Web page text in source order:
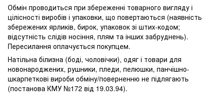
Обмін проводиться при збереженні товарного вигляду і
цілісності виробів і упаковки, що повертаються (наявність
збережених ярликів, бирок, упаковок зі штих-кодом;
відсутність слідів носіння, плям та інших забруднень).
Пересилання оплачується покупцем.
Натільна білизна (боді, чоловічки), одяг і товари для
новонароджених, рушники, пледи, пелюшки, панчішно-
шкарпеткові вироби обміну/поверненню не підлягають
(постанова КМУ №172 від 19.03.94).